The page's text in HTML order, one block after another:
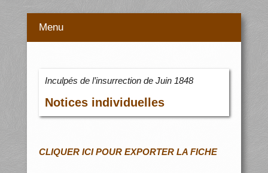
Menu
Inculpés de l’insurrection de Juin 1848
Notices individuelles
CLIQUER ICI POUR EXPORTER LA FICHE